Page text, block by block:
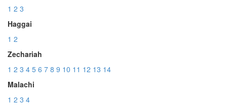
1 2 3
Haggai
1 2
Zechariah
1 2 3 4 5 6 7 8 9 10 11 12 13 14
Malachi
1 2 3 4